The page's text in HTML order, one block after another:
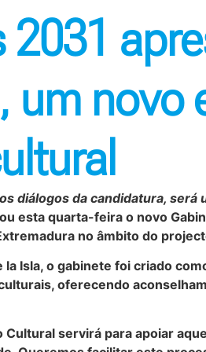
2031
um novo
diálogos da candidatura,
esta quarta-feira o novo
no âmbito do
la Isla, o gabinete foi criado
oferecendo
Cultural servirá para apoiar